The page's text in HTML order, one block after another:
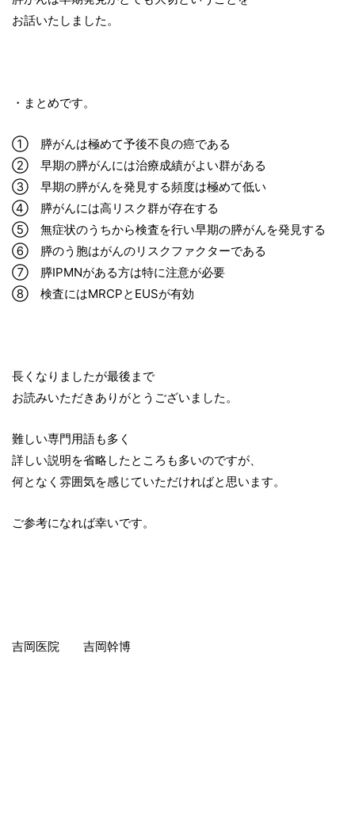
お話いたしました。
・まとめです。
① 膵がんは極めて予後不良の癌である
② 早期の膵がんには治療成績がよい群がある
③ 早期の膵がんを発見する頻度は極めて低い
④ 膵がんには高リスク群が存在する
⑤ 無症状のうちから検査を行い早期の膵がんを発見する
⑥ 膵のう胞はがんのリスクファクターである
⑦ 膵IPMNがある方は特に注意が必要
⑧ 検査にはMRCPとEUSが有効
長くなりましたが最後まで
お読みいただきありがとうございました。
難しい専門用語も多く
詳しい説明を省略したところも多いのですが、
何となく雰囲気を感じていただければと思います。
ご参考になれば幸いです。
吉岡医院 吉岡幹博